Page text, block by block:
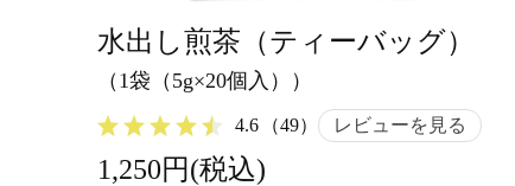
水出し煎茶（ティーバッグ）
（1袋（5g×20個入））
4.6 （49） レビューを見る
1,250円(税込)